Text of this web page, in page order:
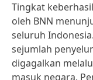
Tingkat
oleh BNN
seluruh
sejumlah
digagalkan
masuk negara.